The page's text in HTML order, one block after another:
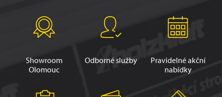
Showroom
Olomouc
Odborné služby
Pravidelné akční
nabídky